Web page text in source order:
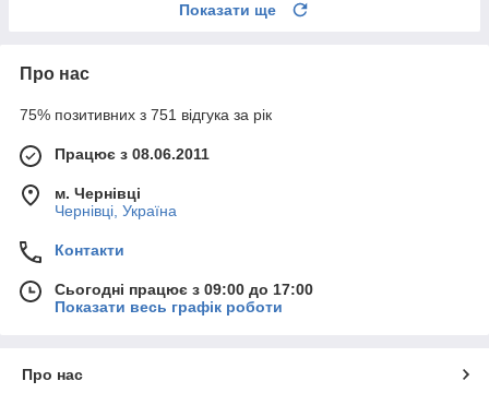
Показати ще
Про нас
75% позитивних з 751 відгука за рік
Працює з 08.06.2011
м. Чернівці
Чернівці, Україна
Контакти
Сьогодні працює з 09:00 до 17:00
Показати весь графік роботи
Про нас